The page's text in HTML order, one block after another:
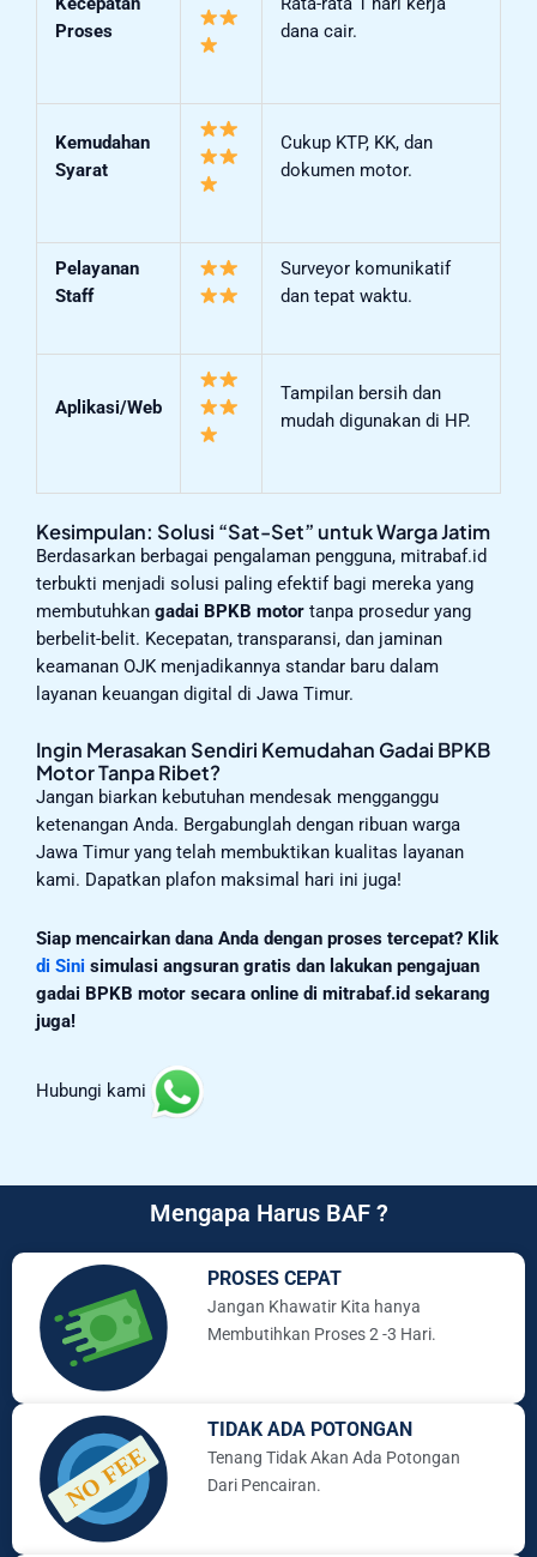
Proses
dana cair.
Kemudahan
Syarat
Cukup KTP, KK, dan
dokumen motor.
Pelayanan
Staff
Surveyor komunikatif
dan tepat waktu.
Aplikasi/Web
Tampilan bersih dan
mudah digunakan di HP.
Kesimpulan: Solusi “Sat-Set” untuk Warga Jatim
Berdasarkan berbagai pengalaman pengguna, mitrabaf.id
terbukti menjadi solusi paling efektif bagi mereka yang
membutuhkan gadai BPKB motor tanpa prosedur yang
berbelit-belit. Kecepatan, transparansi, dan jaminan
keamanan OJK menjadikannya standar baru dalam
layanan keuangan digital di Jawa Timur.
Ingin Merasakan Sendiri Kemudahan Gadai BPKB
Motor Tanpa Ribet?
Jangan biarkan kebutuhan mendesak mengganggu
ketenangan Anda. Bergabunglah dengan ribuan warga
Jawa Timur yang telah membuktikan kualitas layanan
kami. Dapatkan plafon maksimal hari ini juga!
Siap mencairkan dana Anda dengan proses tercepat? Klik
di Sini simulasi angsuran gratis dan lakukan pengajuan
gadai BPKB motor secara online di mitrabaf.id sekarang
juga!
Hubungi kami
Mengapa Harus BAF ?
PROSES CEPAT
Jangan Khawatir Kita hanya
Membutihkan Proses 2 -3 Hari.
TIDAK ADA POTONGAN
Tenang Tidak Akan Ada Potongan
Dari Pencairan.